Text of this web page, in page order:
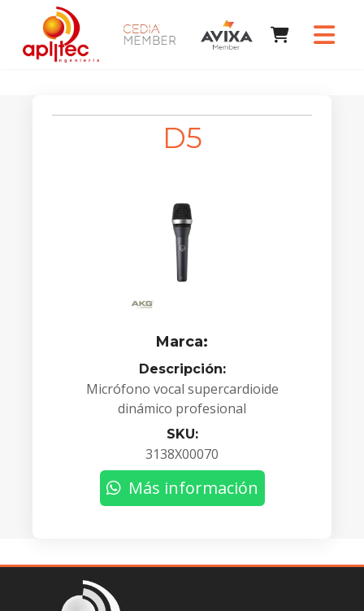
D5
Marca:
Descripción:
Micrófono vocal supercardioide
dinámico profesional
SKU:
3138X00070
Más información